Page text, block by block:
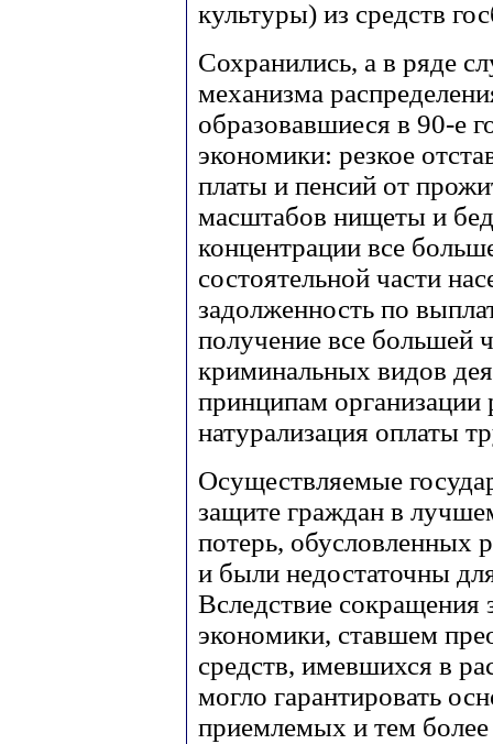
культуры) из средств
Сохранились, а в ряде
механизма
образовавшиеся в 90-е
экономики: резкое
платы и пенсий от
масштабов нищеты и
концентрации все
состоятельной части
задолженность по
получение все большей
криминальных видов
принципам
натурализация оплаты
Осуществляемые
защите граждан в
потерь, обусловленных
и были недостаточны
Вследствие сокращения
экономики, ставшем
средств, имевшихся в
могло гарантировать
приемлемых и тем